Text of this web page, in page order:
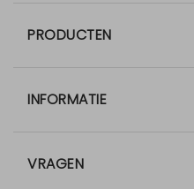
PRODUCTEN
INFORMATIE
VRAGEN